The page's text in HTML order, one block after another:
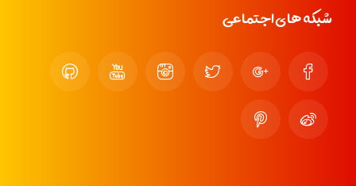
شبکه های اجتماعی